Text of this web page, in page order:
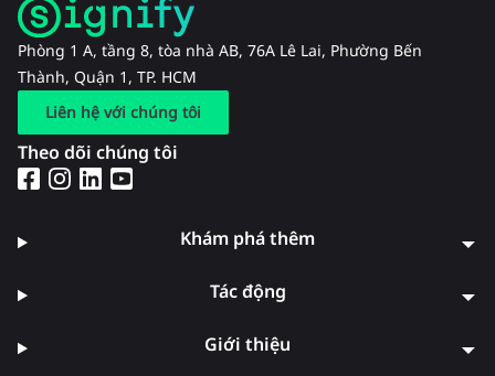
Phòng 1 A, tầng 8, tòa nhà AB, 76A Lê Lai, Phường Bến
Thành, Quận 1, TP. HCM
Liên hệ với chúng tôi
Theo dõi chúng tôi
Khám phá thêm
Tác động
Giới thiệu